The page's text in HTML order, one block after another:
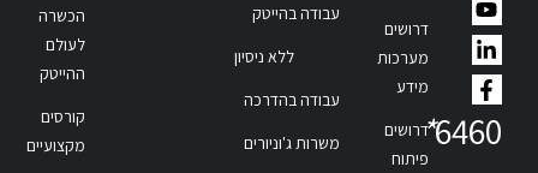
6460
*
דרושים
מערכות
מידע
דרושים
פיתוח
עבודה בהייטק
ללא ניסיון
עבודה בהדרכה
משרות ג'וניורים
הכשרה
לעולם
ההייטק
קורסים
מקצועיים